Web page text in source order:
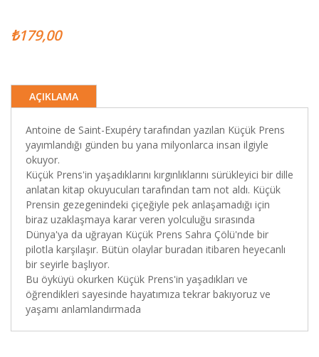
₺179,00
AÇIKLAMA
Antoine de Saint-Exupéry tarafından yazılan Küçük Prens
yayımlandığı günden bu yana milyonlarca insan ilgiyle
okuyor.
Küçük Prens'in yaşadıklarını kırgınlıklarını sürükleyici bir dille
anlatan kitap okuyucuları tarafından tam not aldı. Küçük
Prensin gezegenindeki çiçeğiyle pek anlaşamadığı için
biraz uzaklaşmaya karar veren yolculuğu sırasında
Dünya'ya da uğrayan Küçük Prens Sahra Çölü'nde bir
pilotla karşılaşır. Bütün olaylar buradan itibaren heyecanlı
bir seyirle başlıyor.
Bu öyküyü okurken Küçük Prens'in yaşadıkları ve
öğrendikleri sayesinde hayatımıza tekrar bakıyoruz ve
yaşamı anlamlandırmada